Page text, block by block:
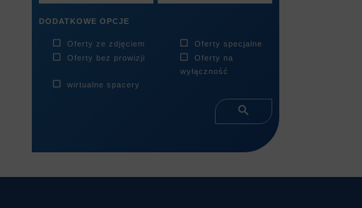
DODATKOWE OPCJE
Oferty ze zdjęciem
Oferty specjalne
Oferty bez prowizji
Oferty na
wyłączność
wirtualne spacery